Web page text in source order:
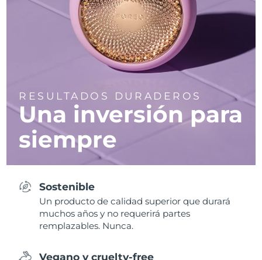
RESULTADOS DURADEROS
Una inversión para
siempre
Sostenible
Un producto de calidad superior que durará
muchos años y no requerirá partes
remplazables. Nunca.
Vegano y cruelty-free